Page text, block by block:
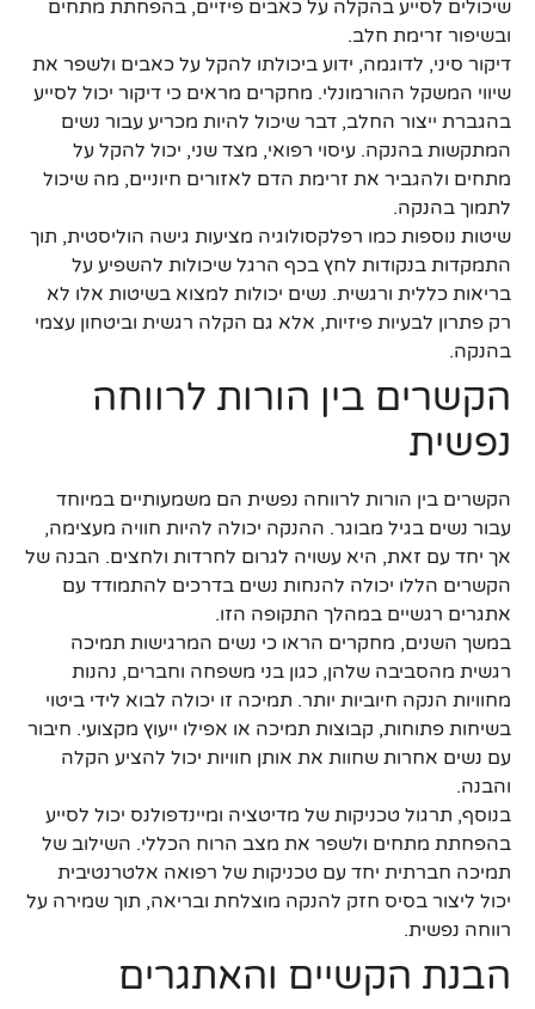
שיכולים לסייע בהקלה על כאבים פיזיים, בהפחתת מתחים
ובשיפור זרימת חלב.
דיקור סיני, לדוגמה, ידוע ביכולתו להקל על כאבים ולשפר את
שיווי המשקל ההורמונלי. מחקרים מראים כי דיקור יכול לסייע
בהגברת ייצור החלב, דבר שיכול להיות מכריע עבור נשים
המתקשות בהנקה. עיסוי רפואי, מצד שני, יכול להקל על
מתחים ולהגביר את זרימת הדם לאזורים חיוניים, מה שיכול
לתמוך בהנקה.
שיטות נוספות כמו רפלקסולוגיה מציעות גישה הוליסטית, תוך
התמקדות בנקודות לחץ בכף הרגל שיכולות להשפיע על
בריאות כללית ורגשית. נשים יכולות למצוא בשיטות אלו לא
רק פתרון לבעיות פיזיות, אלא גם הקלה רגשית וביטחון עצמי
בהנקה.
הקשרים בין הורות לרווחה
נפשית
הקשרים בין הורות לרווחה נפשית הם משמעותיים במיוחד
עבור נשים בגיל מבוגר. ההנקה יכולה להיות חוויה מעצימה,
אך יחד עם זאת, היא עשויה לגרום לחרדות ולחצים. הבנה של
הקשרים הללו יכולה להנחות נשים בדרכים להתמודד עם
אתגרים רגשיים במהלך התקופה הזו.
במשך השנים, מחקרים הראו כי נשים המרגישות תמיכה
רגשית מהסביבה שלהן, כגון בני משפחה וחברים, נהנות
מחוויות הנקה חיוביות יותר. תמיכה זו יכולה לבוא לידי ביטוי
בשיחות פתוחות, קבוצות תמיכה או אפילו ייעוץ מקצועי. חיבור
עם נשים אחרות שחוות את אותן חוויות יכול להציע הקלה
והבנה.
בנוסף, תרגול טכניקות של מדיטציה ומיינדפולנס יכול לסייע
בהפחתת מתחים ולשפר את מצב הרוח הכללי. השילוב של
תמיכה חברתית יחד עם טכניקות של רפואה אלטרנטיבית
יכול ליצור בסיס חזק להנקה מוצלחת ובריאה, תוך שמירה על
רווחה נפשית.
הבנת הקשיים והאתגרים